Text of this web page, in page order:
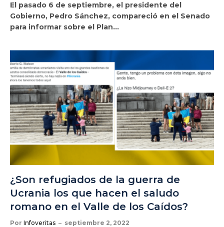
El pasado 6 de septiembre, el presidente del
Gobierno, Pedro Sánchez, compareció en el Senado
para informar sobre el Plan…
¿Son refugiados de la guerra de
Ucrania los que hacen el saludo
romano en el Valle de los Caídos?
Por Infoveritas septiembre 2, 2022